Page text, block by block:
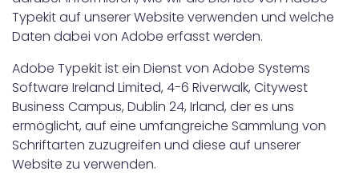
Typekit auf unserer Website verwenden und welche
Daten dabei von Adobe erfasst werden.
Adobe Typekit ist ein Dienst von Adobe Systems
Software Ireland Limited, 4-6 Riverwalk, Citywest
Business Campus, Dublin 24, Irland, der es uns
ermöglicht, auf eine umfangreiche Sammlung von
Schriftarten zuzugreifen und diese auf unserer
Website zu verwenden.